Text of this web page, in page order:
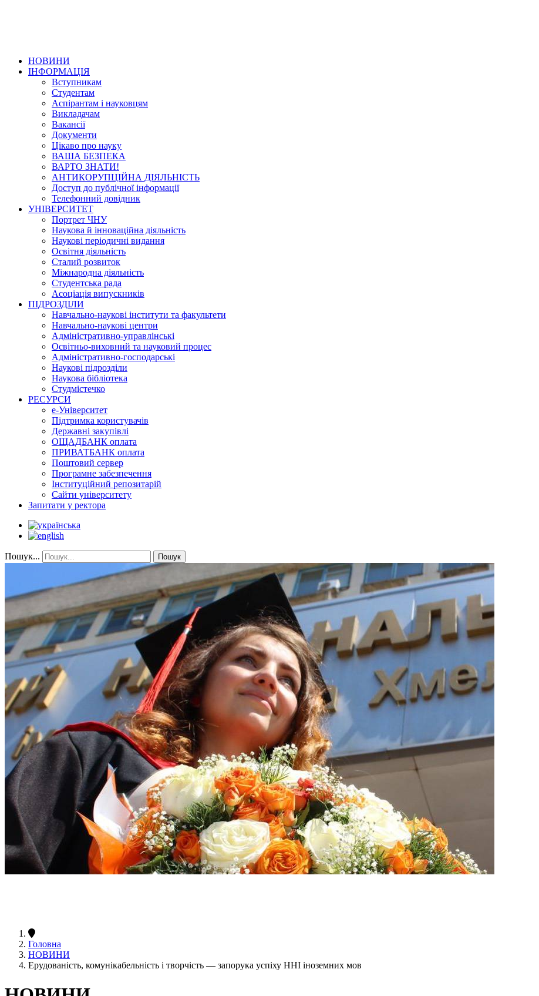
НОВИНИ
ІНФОРМАЦІЯ
Вступникам
Студентам
Аспірантам і науковцям
Викладачам
Вакансії
Документи
Цікаво про науку
ВАША БЕЗПЕКА
ВАРТО ЗНАТИ!
АНТИКОРУПЦІЙНА ДІЯЛЬНІСТЬ
Доступ до публічної інформації
Телефонний довідник
УНІВЕРСИТЕТ
Портрет ЧНУ
Наукова й інноваційна діяльність
Наукові періодичні видання
Освітня діяльність
Сталий розвиток
Міжнародна діяльність
Студентська рада
Асоціація випускників
ПІДРОЗДІЛИ
Навчально-наукові інститути та факультети
Навчально-наукові центри
Адміністративно-управлінські
Освітньо-виховний та науковий процес
Адміністративно-господарські
Наукові підрозділи
Наукова бібліотека
Студмістечко
РЕСУРСИ
е-Університет
Підтримка користувачів
Державні закупівлі
ОЩАДБАНК оплата
ПРИВАТБАНК оплата
Поштовий сервер
Програмне забезпечення
Інституційний репозитарій
Сайти університету
Запитати у ректора
Пошук... Пошук
Головна
НОВИНИ
Ерудованість, комунікабельність і творчість — запорука успіху ННІ іноземних мов